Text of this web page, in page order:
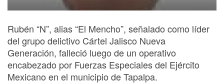
Rubén “N”, alias “El Mencho”, señalado como líder
del grupo delictivo Cártel Jalisco Nueva
Generación, falleció luego de un operativo
encabezado por Fuerzas Especiales del Ejército
Mexicano en el municipio de Tapalpa.